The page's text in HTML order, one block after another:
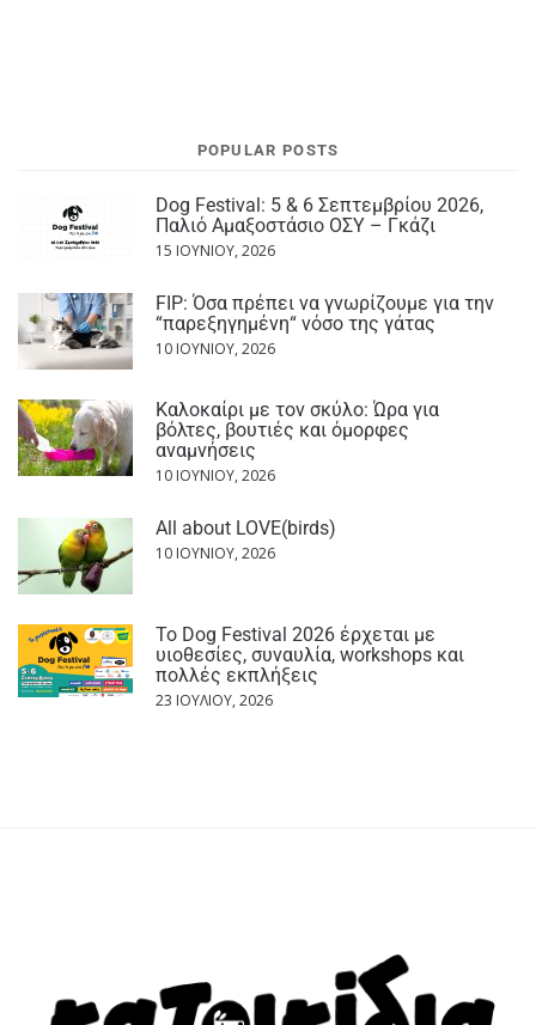
POPULAR POSTS
Dog Festival: 5 & 6 Σεπτεμβρίου 2026,
Παλιό Αμαξοστάσιο ΟΣΥ – Γκάζι
15 ΙΟΥΝΊΟΥ, 2026
FIP: Όσα πρέπει να γνωρίζουμε για την
“παρεξηγημένη“ νόσο της γάτας
10 ΙΟΥΝΊΟΥ, 2026
Καλοκαίρι με τον σκύλο: Ώρα για
βόλτες, βουτιές και όμορφες
αναμνήσεις
10 ΙΟΥΝΊΟΥ, 2026
All about LOVE(birds)
10 ΙΟΥΝΊΟΥ, 2026
Το Dog Festival 2026 έρχεται με
υιοθεσίες, συναυλία, workshops και
πολλές εκπλήξεις
23 ΙΟΥΛΊΟΥ, 2026